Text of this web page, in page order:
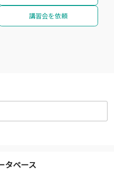
講習会を依頼
タベース